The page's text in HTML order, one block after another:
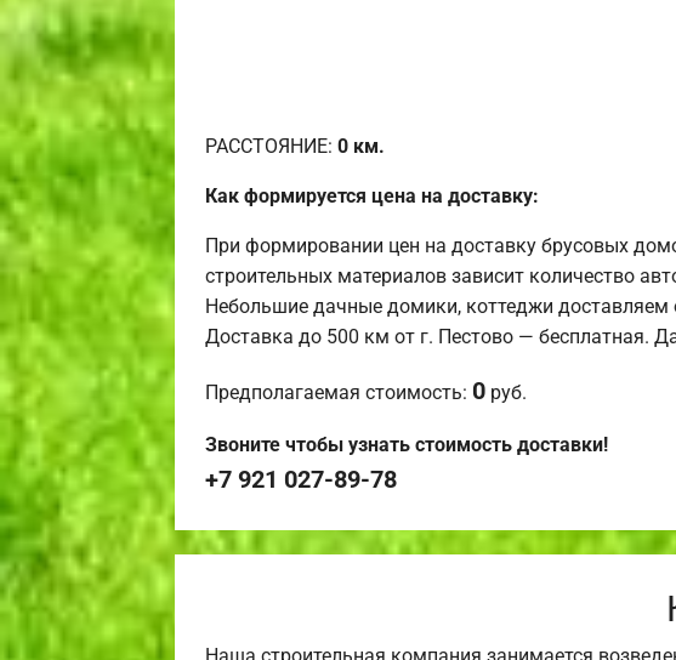
РАССТОЯНИЕ: 0 км.
Как формируется цена на доставку:
При формировании цен на доставку брусовых
строительных материалов зависит количество
Небольшие дачные домики, коттеджи
Доставка до 500 км от г. Пестово — бесплатная.
Предполагаемая стоимость: 0 руб.
Звоните чтобы узнать стоимость доставки!
+7 921 027-89-78